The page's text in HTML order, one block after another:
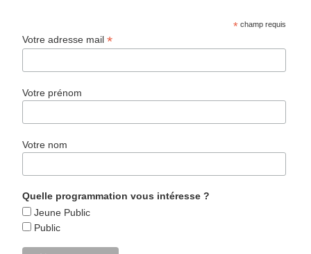
* champ requis
Votre adresse mail*
Votre prénom
Votre nom
Quelle programmation vous intéresse ?
Jeune Public
Public